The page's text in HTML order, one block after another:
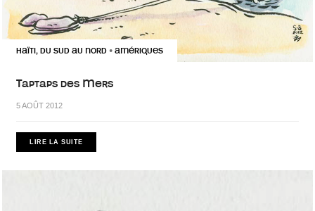
HAÏTI, DU SUD AU NORD • AMÉRIQUES
Taptaps des Mers
5 AOÛT 2012
LIRE LA SUITE